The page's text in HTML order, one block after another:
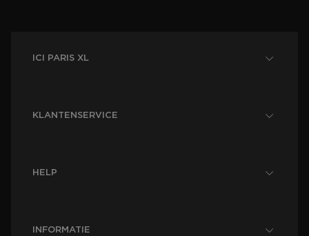
ICI PARIS XL
KLANTENSERVICE
HELP
INFORMATIE